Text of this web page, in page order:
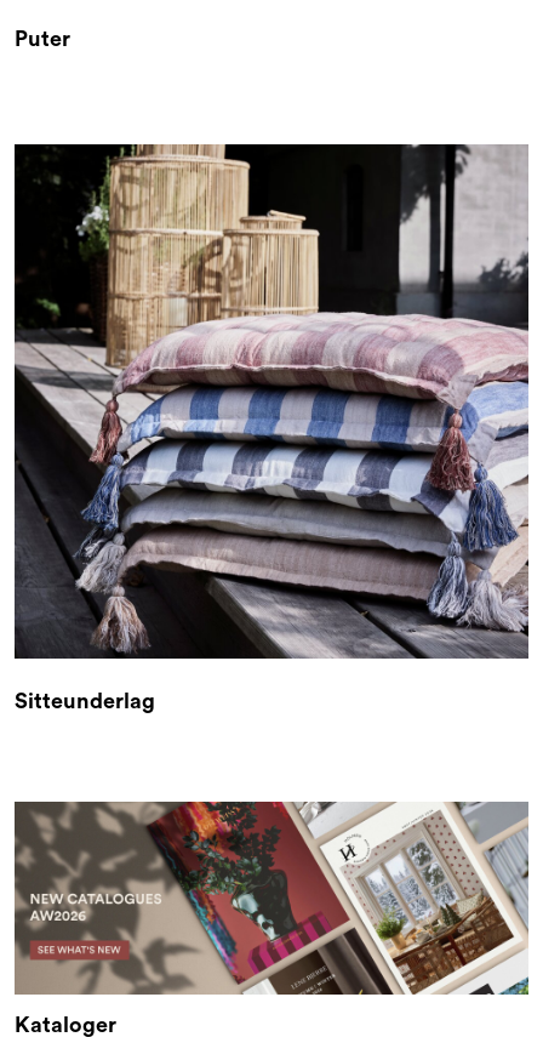
Puter
Sitteunderlag
Kataloger